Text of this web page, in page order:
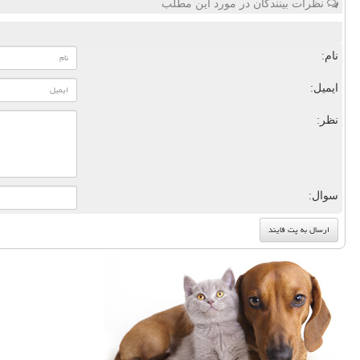
نظرات بینندگان در مورد این مطلب
نام:
ایمیل:
نظر:
سوال: